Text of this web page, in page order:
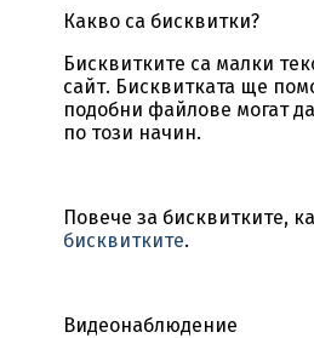
Какво са бисквитки?
Бисквитките са малки
сайт. Бисквитката ще
подобни файлове могат
по този начин.
Повече за бисквитките,
бисквитките.
Видеонаблюдение